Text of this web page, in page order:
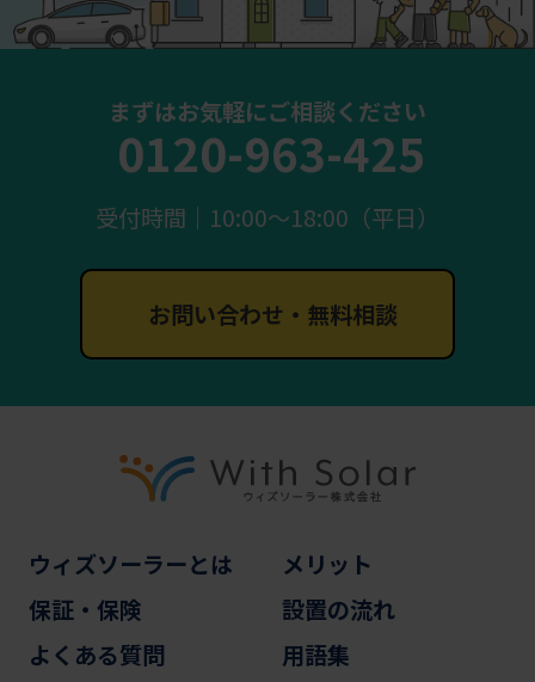
まずはお気軽にご相談ください
0120-963-425
受付時間｜10:00〜18:00（平日）
お問い合わせ・無料相談
ウィズソーラーとは
メリット
保証・保険
設置の流れ
よくある質問
用語集